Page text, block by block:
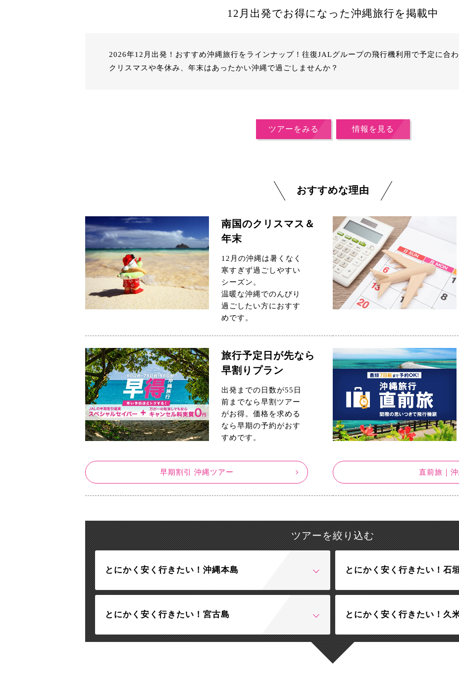
12月出発でお得になった沖縄旅行を掲載中
2026年12月出発！おすすめ沖縄旅行をラインナップ！往復JALグループの飛行機利用で予定に合
クリスマスや冬休み、年末はあったかい沖縄で過ごしませんか？
ツアーをみる 情報を見る
おすすめな理由
南国のクリスマス＆
年末
12月の沖縄は暑くなく
寒すぎず過ごしやすい
シーズン。
温暖な沖縄でのんびり
過ごしたい方におすす
めです。
旅行予定日が先なら
早割りプラン
出発までの日数が55日
前までなら早割ツアー
がお得。価格を求める
なら早期の予約がおす
すめです。
早期割引 沖縄ツアー 直前旅｜
ツアーを絞り込む
とにかく安く行きたい！沖縄本島 とにかく安く行きたい！石
とにかく安く行きたい！宮古島 とにかく安く行きたい！久